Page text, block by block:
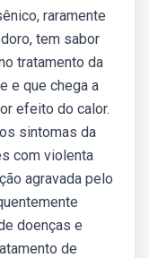
raramente
tem sabor
tratamento da
e que chega a
efeito do calor.
sintomas da
com violenta
agravada pelo
doenças e
de